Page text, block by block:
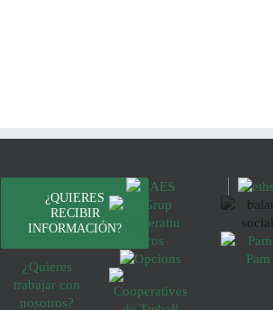
¿QUIERES
RECIBIR
INFORMACIÓN?
¿Quieres
trabajar con
nosotros?